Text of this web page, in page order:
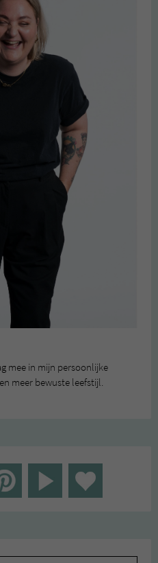
mee in mijn persoonlijke
meer bewuste leefstijl.